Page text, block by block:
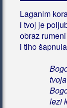
Laganim
i tvoj je
obraz
i tiho
lezi